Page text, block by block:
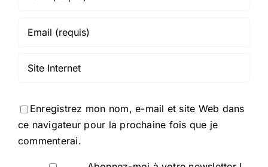
Enregistrez mon nom, e-mail et site Web dans
ce navigateur pour la prochaine fois que je
commenterai.